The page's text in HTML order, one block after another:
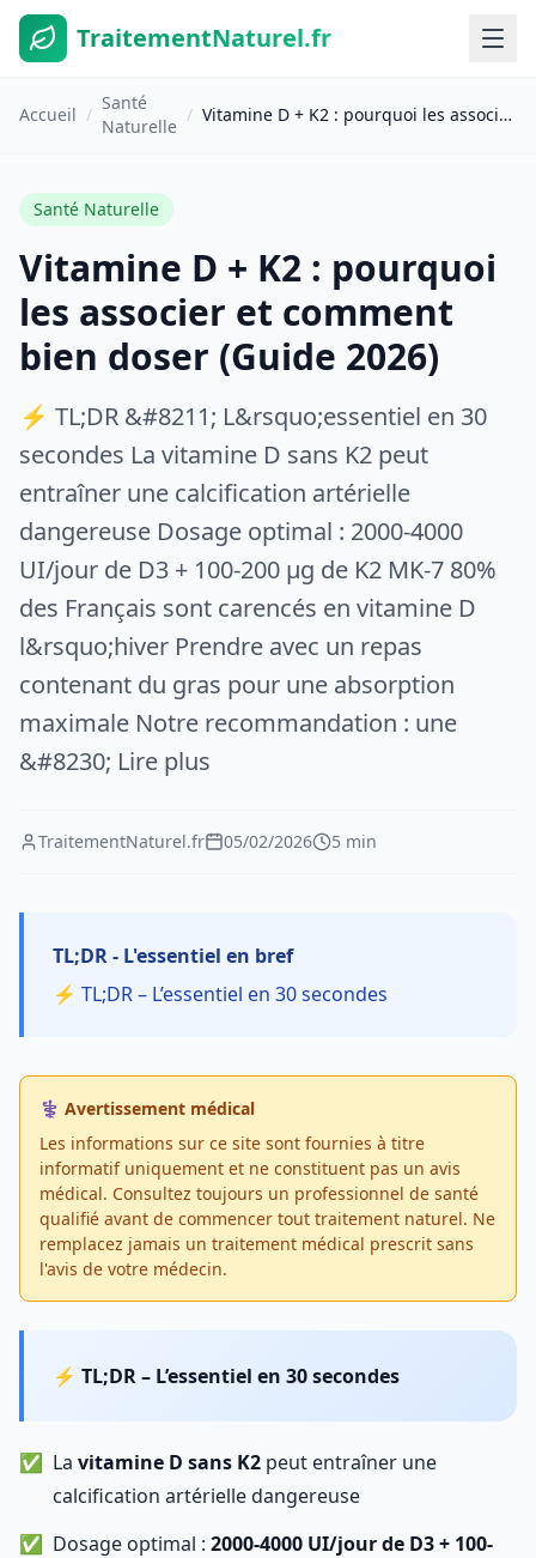
TraitementNaturel.fr
Accueil /
Santé
Naturelle
/ Vitamine D + K2 : pourquoi les associer et comment bien doser (Guide 2026)
Santé Naturelle
Vitamine D + K2 : pourquoi
les associer et comment
bien doser (Guide 2026)
⚡ TL;DR &#8211; L&rsquo;essentiel en 30
secondes La vitamine D sans K2 peut
entraîner une calcification artérielle
dangereuse Dosage optimal : 2000-4000
UI/jour de D3 + 100-200 µg de K2 MK-7 80%
des Français sont carencés en vitamine D
l&rsquo;hiver Prendre avec un repas
contenant du gras pour une absorption
maximale Notre recommandation : une
&#8230; Lire plus
TraitementNaturel.fr 05/02/2026 5 min
TL;DR - L'essentiel en bref
⚡ TL;DR – L’essentiel en 30 secondes
⚕️ Avertissement médical
Les informations sur ce site sont fournies à titre
informatif uniquement et ne constituent pas un avis
médical. Consultez toujours un professionnel de santé
qualifié avant de commencer tout traitement naturel. Ne
remplacez jamais un traitement médical prescrit sans
l'avis de votre médecin.
⚡ TL;DR – L’essentiel en 30 secondes
La vitamine D sans K2 peut entraîner une
calcification artérielle dangereuse
Dosage optimal : 2000-4000 UI/jour de D3 + 100-